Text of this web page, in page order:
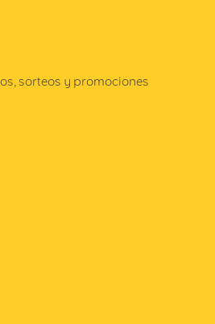
sorteos y promociones